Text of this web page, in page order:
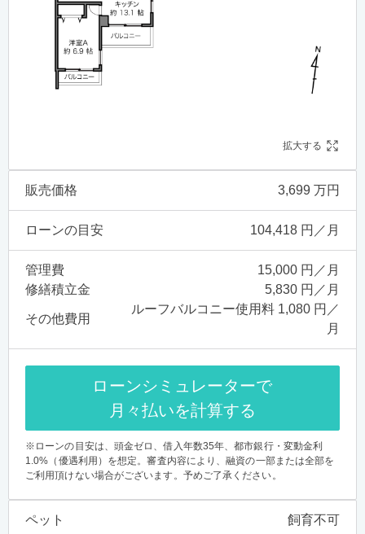
拡大する
販売価格 3,699 万円
ローンの目安 104,418 円／月
管理費
15,000 円／月
修繕積立金
5,830 円／月
その他費用
ルーフバルコニー使用料 1,080 円／
月
ローンシミュレーターで
月々払いを計算する
※ローンの目安は、頭金ゼロ、借入年数35年、都市銀行・変動金利
1.0%（優遇利用）を想定。審査内容により、融資の一部または全部を
ご利用頂けない場合がございます。予めご了承ください。
ペット 飼育不可